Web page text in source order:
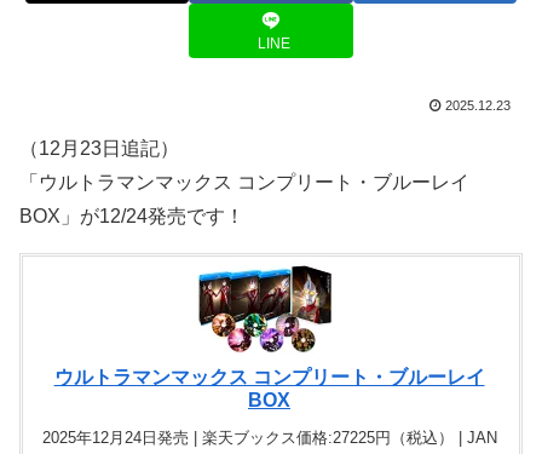
LINE
2025.12.23
（12月23日追記）
「ウルトラマンマックス コンプリート・ブルーレイ
BOX」が12/24発売です！
ウルトラマンマックス コンプリート・ブルーレイ
BOX
2025年12月24日発売 | 楽天ブックス価格:27225円（税込） | JAN